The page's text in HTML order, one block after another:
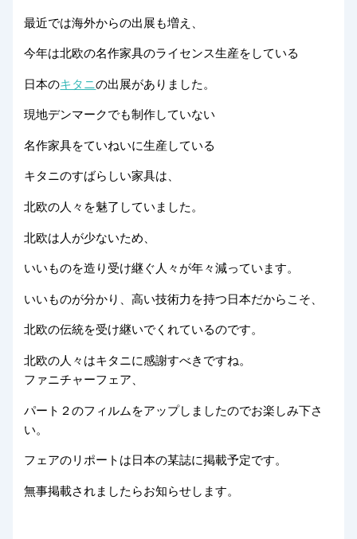
最近では海外からの出展も増え、
今年は北欧の名作家具のライセンス生産をしている
日本のキタニの出展がありました。
現地デンマークでも制作していない
名作家具をていねいに生産している
キタニのすばらしい家具は、
北欧の人々を魅了していました。
北欧は人が少ないため、
いいものを造り受け継ぐ人々が年々減っています。
いいものが分かり、高い技術力を持つ日本だからこそ、
北欧の伝統を受け継いでくれているのです。
北欧の人々はキタニに感謝すべきですね。
ファニチャーフェア、
パート２のフィルムをアップしましたのでお楽しみ下さ
い。
フェアのリポートは日本の某誌に掲載予定です。
無事掲載されましたらお知らせします。